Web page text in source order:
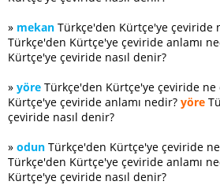
» mekan Türkçe'den Kürtçe'ye çeviride
Türkçe'den Kürtçe'ye çeviride anlamı
Kürtçe'ye çeviride nasıl denir?
» yöre Türkçe'den Kürtçe'ye çeviride ne
Kürtçe'ye çeviride anlamı nedir? yöre
çeviride nasıl denir?
» odun Türkçe'den Kürtçe'ye çeviride
Türkçe'den Kürtçe'ye çeviride anlamı
Kürtçe'ye çeviride nasıl denir?